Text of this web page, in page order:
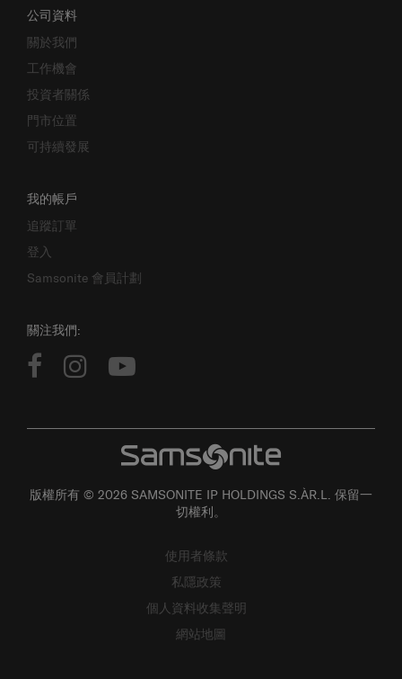
公司資料
關於我們
工作機會
投資者關係
門市位置
可持續發展
我的帳戶
追蹤訂單
登入
Samsonite 會員計劃
關注我們:
版權所有 © 2026 SAMSONITE IP HOLDINGS S.ÀR.L. 保留一
切權利。
使用者條款
私隱政策
個人資料收集聲明
網站地圖